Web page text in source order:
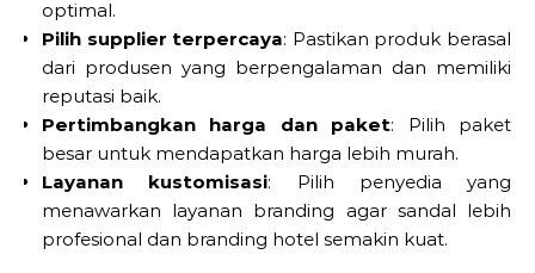
optimal.
Pilih supplier terpercaya: Pastikan produk berasal
dari produsen yang berpengalaman dan memiliki
reputasi baik.
Pertimbangkan harga dan paket: Pilih paket
besar untuk mendapatkan harga lebih murah.
Layanan kustomisasi: Pilih penyedia yang
menawarkan layanan branding agar sandal lebih
profesional dan branding hotel semakin kuat.